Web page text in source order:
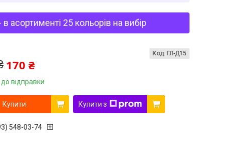
асортименті 25 кольорів на вибір
170 ₴
до відправки
Код: ГЛ-Д15
Купити Купити з
548-03-74